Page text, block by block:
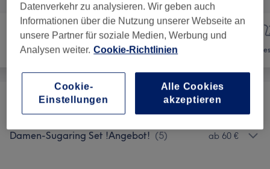
Nägel Haarentfernung
Damen - Sugaring (8) ab 15 €
Damen-Sugaring Set !Angebot! (5) ab 60 €
Datenverkehr zu analysieren. Wir geben auch
Informationen über die Nutzung unserer Webseite an
unsere Partner für soziale Medien, Werbung und
Analysen weiter. Cookie-Richtlinien
Cookie-
Einstellungen
Alle Cookies
akzeptieren